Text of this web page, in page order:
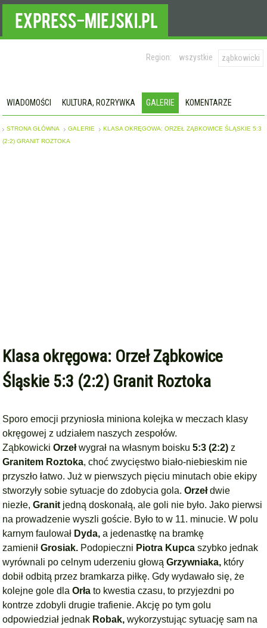
Region: wszystkie ząbkowicki
WIADOMOŚCI KULTURA, ROZRYWKA GALERIE KOMENTARZE
STRONA GŁÓWNA GALERIE
KLASA OKRĘGOWA: ORZEŁ ZĄBKOWICE ŚLĄSKIE 5:3
(2:2) GRANIT ROZTOKA
Klasa okręgowa: Orzeł Ząbkowice
Śląskie 5:3 (2:2) Granit Roztoka
Sporo emocji przyniosła miniona kolejka w meczach klasy
okręgowej z udziałem naszych zespołów.
ZąbkowickiOrzełwygrał na własnym boisku 5:3 (2:2) z
Granitem Roztoka, choć zwycięstwo biało-niebieskim nie
przyszło łatwo. Już w pierwszych pięciu minutach obie ekipy
stworzyły sobie sytuacje do zdobycia gola.Orzełdwie
niezłe,Granit jedną doskonałą, ale goli nie było. Jako pierwsi
na prowadzenie wyszli goście. Było to w 11. minucie. W polu
karnym faulował Dyda, a jedenastkę na bramkę
zamieniłGrosiak. Podopieczni Piotra Kupca szybko jednak
wyrównali po celnym uderzeniu głowąGrzywniaka, który
dobił odbitą przez bramkarza piłkę. Gdy wydawało się, że
kolejne gole dlaOrła to kwestia czasu, to przyjezdni po
kontrze zdobyli drugie trafienie. Akcję po tym golu
odpowiedział jednak Robak, wykorzystując sytuację sam na